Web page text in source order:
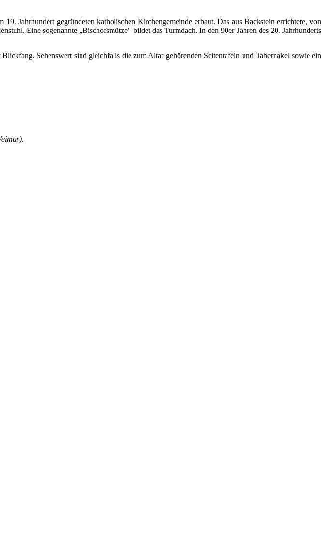
Jahrhundert gegründeten katholischen Kirchengemeinde erbaut. Das aus Backstein errichtete, von
Eine sogenannte „Bischofsmütze" bildet das Turmdach. In den 90er Jahren des 20. Jahrhunderts
Sehenswert sind gleichfalls die zum Altar gehörenden Seitentafeln und Tabernakel sowie ein